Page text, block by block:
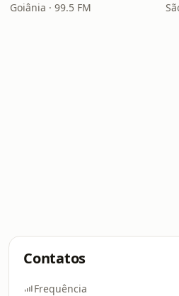
Goiânia · 99.5 FM
Contatos
Frequência